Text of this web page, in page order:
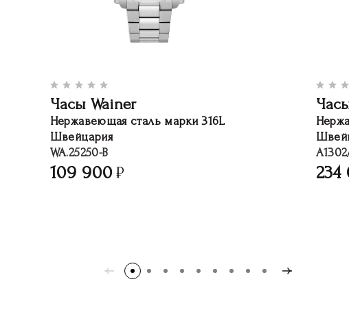
Часы Wainer
Нержавеющая сталь марки 316L
Швейцария
WA.25250-B
109 900 234